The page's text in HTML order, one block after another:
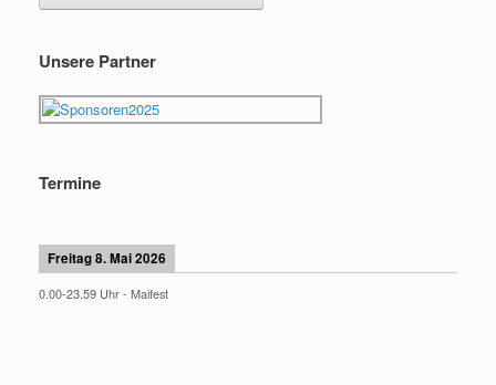
Unsere Partner
Termine
Freitag 8. Mai 2026
0.00-23.59 Uhr - Maifest